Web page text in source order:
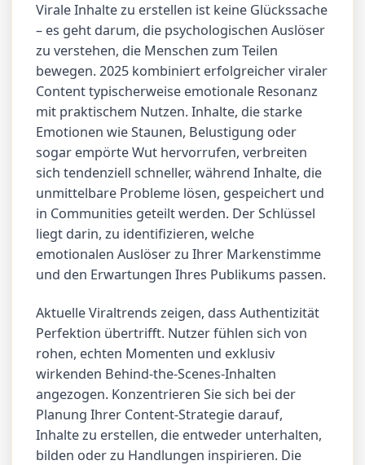
Virale Inhalte zu erstellen ist keine Glückssache
– es geht darum, die psychologischen Auslöser
zu verstehen, die Menschen zum Teilen
bewegen. 2025 kombiniert erfolgreicher viraler
Content typischerweise emotionale Resonanz
mit praktischem Nutzen. Inhalte, die starke
Emotionen wie Staunen, Belustigung oder
sogar empörte Wut hervorrufen, verbreiten
sich tendenziell schneller, während Inhalte, die
unmittelbare Probleme lösen, gespeichert und
in Communities geteilt werden. Der Schlüssel
liegt darin, zu identifizieren, welche
emotionalen Auslöser zu Ihrer Markenstimme
und den Erwartungen Ihres Publikums passen.
Aktuelle Viraltrends zeigen, dass Authentizität
Perfektion übertrifft. Nutzer fühlen sich von
rohen, echten Momenten und exklusiv
wirkenden Behind-the-Scenes-Inhalten
angezogen. Konzentrieren Sie sich bei der
Planung Ihrer Content-Strategie darauf,
Inhalte zu erstellen, die entweder unterhalten,
bilden oder zu Handlungen inspirieren. Die